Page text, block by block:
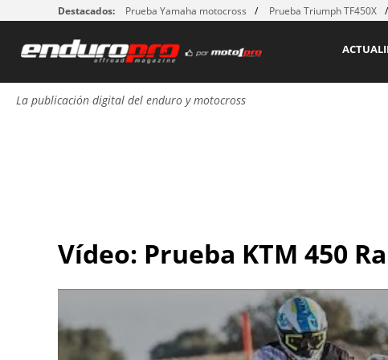
Destacados: Prueba Yamaha motocross Prueba Triumph TF450X
La publicación digital del enduro y motocross
Vídeo: Prueba KTM 450